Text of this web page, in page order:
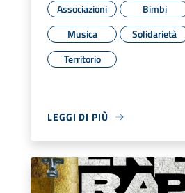
Associazioni Bimbi
Musica
Solidarietà
Territorio
LEGGI DI PIÙ